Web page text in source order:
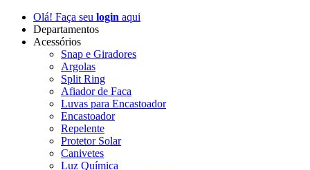
Olá! Faça seu login aqui
Departamentos
Acessórios
Snap e Giradores
Argolas
Split Ring
Afiador de Faca
Luvas para Encastoador
Encastoador
Repelente
Protetor Solar
Canivetes
Luz Química